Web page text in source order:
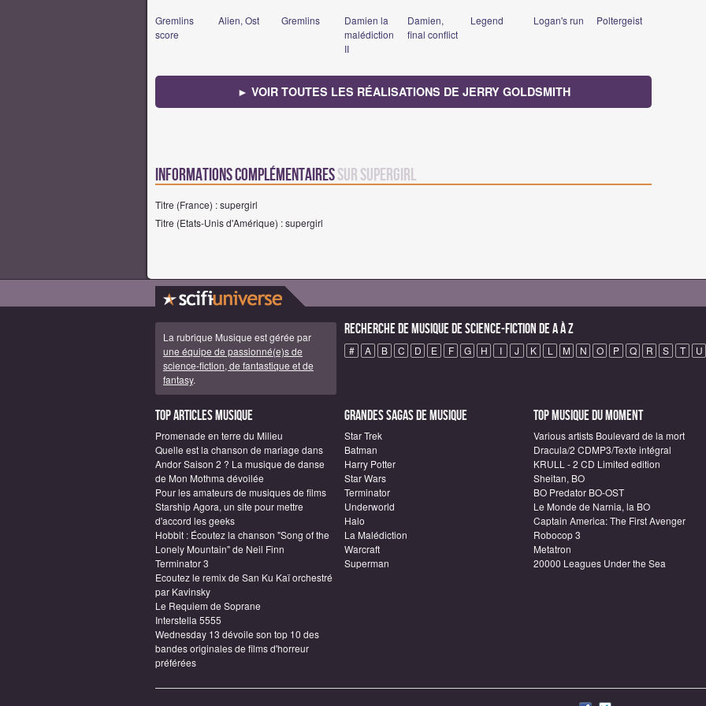
Gremlins
score
Alien, Ost Gremlins
Damien la
malédiction
II
Damien,
final conflict
Legend Logan's run Poltergeist
► VOIR TOUTES LES RÉALISATIONS DE JERRY GOLDSMITH
Informations complémentairessur Supergirl
Titre (France) : supergirl
Titre (Etats-Unis d'Amérique) : supergirl
La rubrique Musique est gérée par
une équipe de passionné(e)s de
science-fiction, de fantastique et de
fantasy.
Recherche de Musique de science-fiction de A à Z
# A B C D E F G H I J K L M N O P Q R S T U
Top articles Musique
Promenade en terre du Milieu
Quelle est la chanson de mariage dans
Andor Saison 2 ? La musique de danse
de Mon Mothma dévoilée
Pour les amateurs de musiques de films
Starship Agora, un site pour mettre
d'accord les geeks
Hobbit : Écoutez la chanson "Song of the
Lonely Mountain" de Neil Finn
Terminator 3
Ecoutez le remix de San Ku Kaï orchestré
par Kavinsky
Le Requiem de Soprane
Interstella 5555
Wednesday 13 dévoile son top 10 des
bandes originales de films d'horreur
préférées
Grandes sagas de Musique
Star Trek
Batman
Harry Potter
Star Wars
Terminator
Underworld
Halo
La Malédiction
Warcraft
Superman
Top Musique du moment
Various artists Boulevard de la mort
Dracula/2 CDMP3/Texte intégral
KRULL - 2 CD Limited edition
Sheitan, BO
BO Predator BO-OST
Le Monde de Narnia, la BO
Captain America: The First Avenger
Robocop 3
Metatron
20000 Leagues Under the Sea